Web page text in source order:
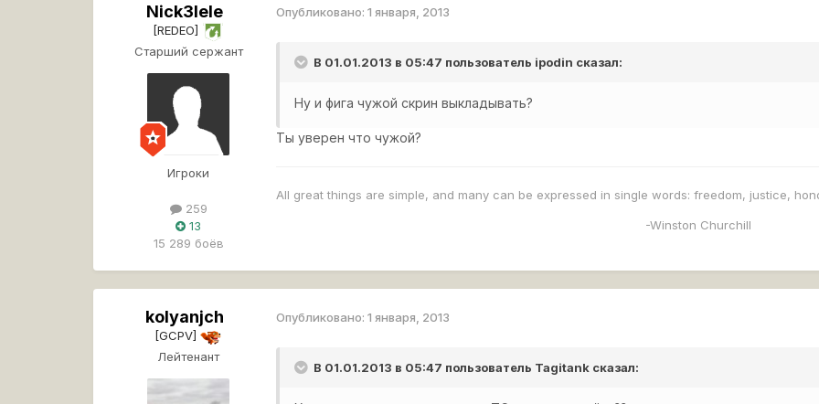
Nick3lele
[REDEO]
Старший сержант
Игроки
259
13
15 289 боёв
Опубликовано:1 января, 2013
В 01.01.2013 в 05:47 пользователь ipodin сказал:
Ну и фига чужой скрин выкладывать?
Ты уверен что чужой?
All great things are simple, and many can be expressed in single words: freedom, justice,
-Winston Churchill
kolyanjch
[GCPV]
Лейтенант
Опубликовано:1 января, 2013
В 01.01.2013 в 05:47 пользователь Tagitank сказал: